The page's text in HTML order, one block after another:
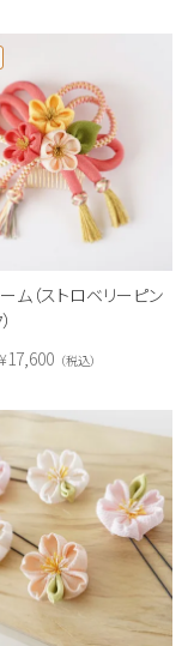
ム（ストロベリーピン
¥17,600 税込